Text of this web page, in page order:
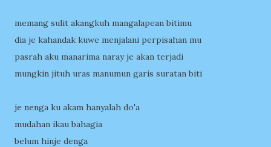
memang sulit akangkuh mangalapean bitimu
dia je kahandak kuwe menjalani perpisahan mu
pasrah aku manarima naray je akan terjadi
mungkin jituh uras manumun garis suratan biti
je nenga ku akam hanyalah do'a
mudahan ikau bahagia
belum hinje denga